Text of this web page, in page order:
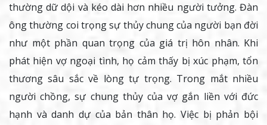
thường dữ dội và kéo dài hơn nhiều người tưởng. Đàn
ông thường coi trọng sự thủy chung của người bạn đời
như một phần quan trọng của giá trị hôn nhân. Khi
phát hiện vợ ngoại tình, họ cảm thấy bị xúc phạm, tổn
thương sâu sắc về lòng tự trọng. Trong mắt nhiều
người chồng, sự chung thủy của vợ gắn liền với đức
hạnh và danh dự của bản thân họ. Việc bị phản bội